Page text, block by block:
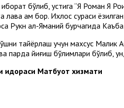
бўлиб, устига “Я Роҳман Я
лавҳа ҳам бор. Ихлос сураси
Рукн ал-Яманий бурчагида
тайёрлаш учун махсус Малик
ва парда йиғиш бўлимлари бўлиб,
идораси Матбуот хизмати